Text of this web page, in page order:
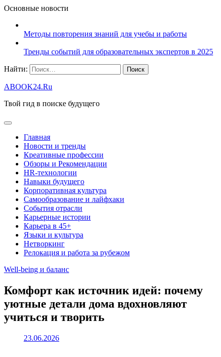
Основные новости
Методы повторения знаний для учебы и работы
Тренды событий для образовательных экспертов в 2025
Найти:
ABOOK24.Ru
Твой гид в поиске будущего
Главная
Новости и тренды
Креативные профессии
Обзоры и Рекомендации
HR‑технологии
Навыки будущего
Корпоративная культура
Самообразование и лайфхаки
События отрасли
Карьерные истории
Карьера в 45+
Языки и культура
Нетворкинг
Релокация и работа за рубежом
Well-being и баланс
Комфорт как источник идей: почему
уютные детали дома вдохновляют
учиться и творить
23.06.2026